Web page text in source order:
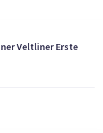
Veltliner Erste